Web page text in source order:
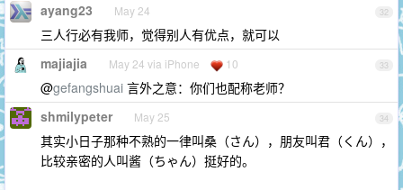
32
ayang23 May 24
三人行必有我师，觉得别人有优点，就可以
33
majiajia May 24 via iPhone 10
@gefangshuai 言外之意：你们也配称老师？
34
shmilypeter May 25
其实小日子那种不熟的一律叫桑（さん‌），朋友叫君（くん），
比较亲密的人叫酱（ちゃん）挺好的。